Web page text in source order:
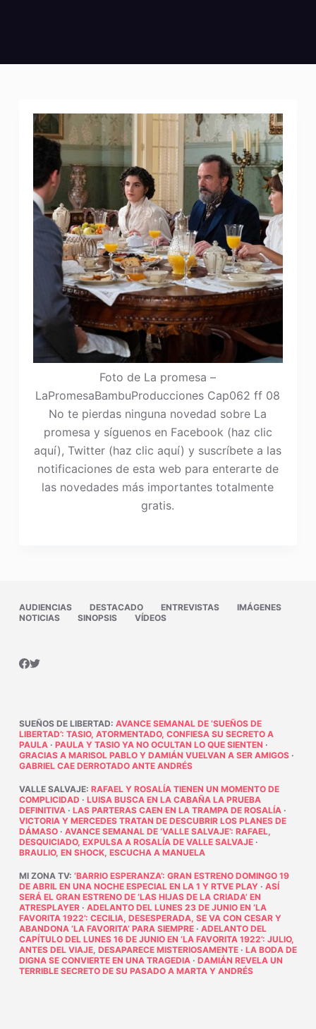
Foto de La promesa –
LaPromesaBambuProducciones Cap062 ff 08
No te pierdas ninguna novedad sobre La
promesa y síguenos en Facebook (haz clic
aquí), Twitter (haz clic aquí) y suscríbete a las
notificaciones de esta web para enterarte de
las novedades más importantes totalmente
gratis.
AUDIENCIAS DESTACADO ENTREVISTAS
IMÁGENES
NOTICIAS
SINOPSIS VÍDEOS
SUEÑOS DE LIBERTAD: AVANCE SEMANAL DE ‘SUEÑOS DE
LIBERTAD’: TASIO, ATORMENTADO, CONFIESA SU SECRETO A
PAULA· PAULA Y TASIO YA NO OCULTAN LO QUE SIENTEN ·
GRACIAS A MARISOL PABLO Y DAMIÁN VUELVAN A SER AMIGOS·
GABRIEL CAE DERROTADO ANTE ANDRÉS
VALLE SALVAJE: RAFAEL Y ROSALÍA TIENEN UN MOMENTO DE
COMPLICIDAD · LUISA BUSCA EN LA CABAÑA LA PRUEBA
DEFINITIVA· LAS PARTERAS CAEN EN LA TRAMPA DE ROSALÍA·
VICTORIA Y MERCEDES TRATAN DE DESCUBRIR LOS PLANES DE
DÁMASO· AVANCE SEMANAL DE ‘VALLE SALVAJE’: RAFAEL,
DESQUICIADO, EXPULSA A ROSALÍA DE VALLE SALVAJE·
BRAULIO, EN SHOCK, ESCUCHA A MANUELA
MI ZONA TV: ‘BARRIO ESPERANZA’: GRAN ESTRENO DOMINGO 19
DE ABRIL EN UNA NOCHE ESPECIAL EN LA 1 Y RTVE PLAY· ASÍ
SERÁ EL GRAN ESTRENO DE ‘LAS HIJAS DE LA CRIADA’ EN
ATRESPLAYER· ADELANTO DEL LUNES 23 DE JUNIO EN ‘LA
FAVORITA 1922’: CECILIA, DESESPERADA, SE VA CON CESAR Y
ABANDONA ‘LA FAVORITA’ PARA SIEMPRE· ADELANTO DEL
CAPÍTULO DEL LUNES 16 DE JUNIO EN ‘LA FAVORITA 1922’: JULIO,
ANTES DEL VIAJE, DESAPARECE MISTERIOSAMENTE· LA BODA DE
DIGNA SE CONVIERTE EN UNA TRAGEDIA· DAMIÁN REVELA UN
TERRIBLE SECRETO DE SU PASADO A MARTA Y ANDRÉS